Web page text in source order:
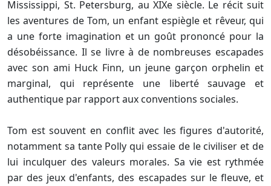
Mississippi, St. Petersburg, au XIXe siècle. Le récit suit
les aventures de Tom, un enfant espiègle et rêveur, qui
a une forte imagination et un goût prononcé pour la
désobéissance. Il se livre à de nombreuses escapades
avec son ami Huck Finn, un jeune garçon orphelin et
marginal, qui représente une liberté sauvage et
authentique par rapport aux conventions sociales.
Tom est souvent en conflit avec les figures d'autorité,
notamment sa tante Polly qui essaie de le civiliser et de
lui inculquer des valeurs morales. Sa vie est rythmée
par des jeux d'enfants, des escapades sur le fleuve, et